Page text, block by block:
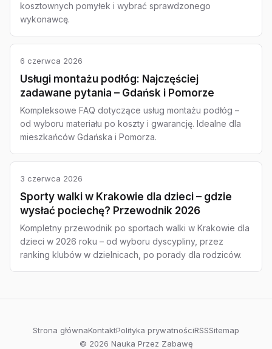
kosztownych pomyłek i wybrać sprawdzonego
wykonawcę.
6 czerwca 2026
Usługi montażu podłóg: Najczęściej
zadawane pytania – Gdańsk i Pomorze
Kompleksowe FAQ dotyczące usług montażu podłóg –
od wyboru materiału po koszty i gwarancję. Idealne dla
mieszkańców Gdańska i Pomorza.
3 czerwca 2026
Sporty walki w Krakowie dla dzieci – gdzie
wysłać pociechę? Przewodnik 2026
Kompletny przewodnik po sportach walki w Krakowie dla
dzieci w 2026 roku – od wyboru dyscypliny, przez
ranking klubów w dzielnicach, po porady dla rodziców.
Strona głównaKontaktPolityka prywatnościRSSSitemap
© 2026 Nauka Przez Zabawę